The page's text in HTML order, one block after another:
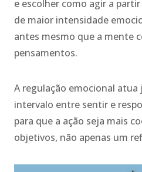
e escolher como agir a
de maior intensidade
antes mesmo que a mente
pensamentos.
A regulação emocional
intervalo entre sentir e
para que a ação seja mais
objetivos, não apenas um